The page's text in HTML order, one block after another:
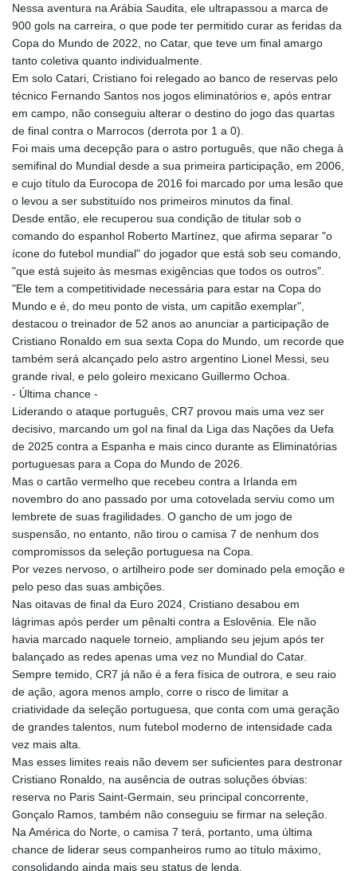
Nessa aventura na Arábia Saudita, ele ultrapassou a marca de
900 gols na carreira, o que pode ter permitido curar as feridas da
Copa do Mundo de 2022, no Catar, que teve um final amargo
tanto coletiva quanto individualmente.
Em solo Catari, Cristiano foi relegado ao banco de reservas pelo
técnico Fernando Santos nos jogos eliminatórios e, após entrar
em campo, não conseguiu alterar o destino do jogo das quartas
de final contra o Marrocos (derrota por 1 a 0).
Foi mais uma decepção para o astro português, que não chega à
semifinal do Mundial desde a sua primeira participação, em 2006,
e cujo título da Eurocopa de 2016 foi marcado por uma lesão que
o levou a ser substituído nos primeiros minutos da final.
Desde então, ele recuperou sua condição de titular sob o
comando do espanhol Roberto Martínez, que afirma separar "o
ícone do futebol mundial" do jogador que está sob seu comando,
"que está sujeito às mesmas exigências que todos os outros".
"Ele tem a competitividade necessária para estar na Copa do
Mundo e é, do meu ponto de vista, um capitão exemplar",
destacou o treinador de 52 anos ao anunciar a participação de
Cristiano Ronaldo em sua sexta Copa do Mundo, um recorde que
também será alcançado pelo astro argentino Lionel Messi, seu
grande rival, e pelo goleiro mexicano Guillermo Ochoa.
- Última chance -
Liderando o ataque português, CR7 provou mais uma vez ser
decisivo, marcando um gol na final da Liga das Nações da Uefa
de 2025 contra a Espanha e mais cinco durante as Eliminatórias
portuguesas para a Copa do Mundo de 2026.
Mas o cartão vermelho que recebeu contra a Irlanda em
novembro do ano passado por uma cotovelada serviu como um
lembrete de suas fragilidades. O gancho de um jogo de
suspensão, no entanto, não tirou o camisa 7 de nenhum dos
compromissos da seleção portuguesa na Copa.
Por vezes nervoso, o artilheiro pode ser dominado pela emoção e
pelo peso das suas ambições.
Nas oitavas de final da Euro 2024, Cristiano desabou em
lágrimas após perder um pênalti contra a Eslovênia. Ele não
havia marcado naquele torneio, ampliando seu jejum após ter
balançado as redes apenas uma vez no Mundial do Catar.
Sempre temido, CR7 já não é a fera física de outrora, e seu raio
de ação, agora menos amplo, corre o risco de limitar a
criatividade da seleção portuguesa, que conta com uma geração
de grandes talentos, num futebol moderno de intensidade cada
vez mais alta.
Mas esses limites reais não devem ser suficientes para destronar
Cristiano Ronaldo, na ausência de outras soluções óbvias:
reserva no Paris Saint-Germain, seu principal concorrente,
Gonçalo Ramos, também não conseguiu se firmar na seleção.
Na América do Norte, o camisa 7 terá, portanto, uma última
chance de liderar seus companheiros rumo ao título máximo,
consolidando ainda mais seu status de lenda.